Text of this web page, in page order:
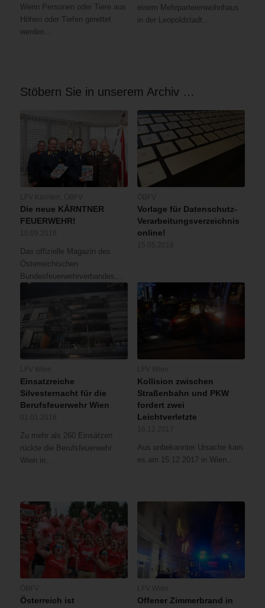
Wenn Personen oder Tiere aus
Höhen oder Tiefen gerettet
werden…
einem Mehrparteienwohnhaus
in der Leopoldstadt…
Stöbern Sie in unserem Archiv …
Die neue KÄRNTNER
FEUERWEHR!
Das offizielle Magazin des
Österreichischen
Bundesfeuerwehrverbandes,…
Vorlage für Datenschutz-
Verarbeitungsverzeichnis
online!
Einsatzreiche
Silvesternacht für die
Berufsfeuerwehr Wien
Zu mehr als 260 Einsätzen
rückte die Berufsfeuerwehr
Wien in…
Kollision zwischen
Straßenbahn und PKW
fordert zwei
Leichtverletzte
Aus unbekannter Ursache kam
es am 15.12.2017 in Wien…
Österreich ist
Offener Zimmerbrand in